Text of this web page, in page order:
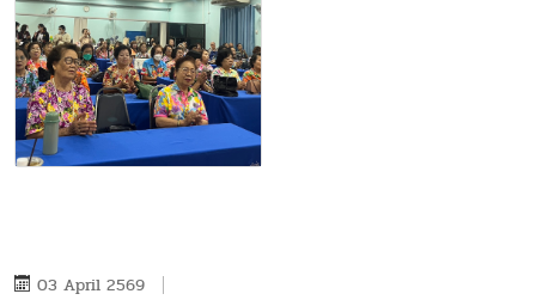
03 April 2569